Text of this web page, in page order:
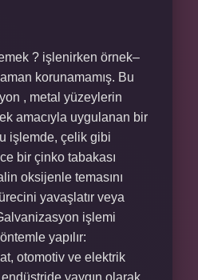
? işlenirken örnek–
korunamamış. Bu
, metal yüzeylerin
amacıyla uygulanan bir
işlemde, çelik gibi
bir çinko tabakası
oksijenle temasını
yavaşlatır veya
işlemi
yapılır:
otomotiv ve elektrik
yaygın olarak